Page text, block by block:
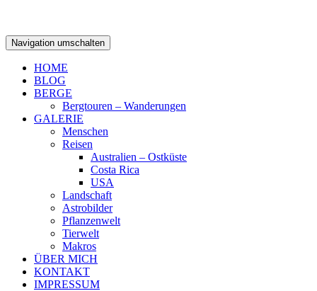
Navigation umschalten
HOME
BLOG
BERGE
Bergtouren – Wanderungen
GALERIE
Menschen
Reisen
Australien – Ostküste
Costa Rica
USA
Landschaft
Astrobilder
Pflanzenwelt
Tierwelt
Makros
ÜBER MICH
KONTAKT
IMPRESSUM